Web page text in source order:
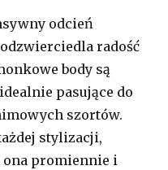
odcień
radość
body są
pasujące do
szortów.
stylizacji,
ona promiennie i